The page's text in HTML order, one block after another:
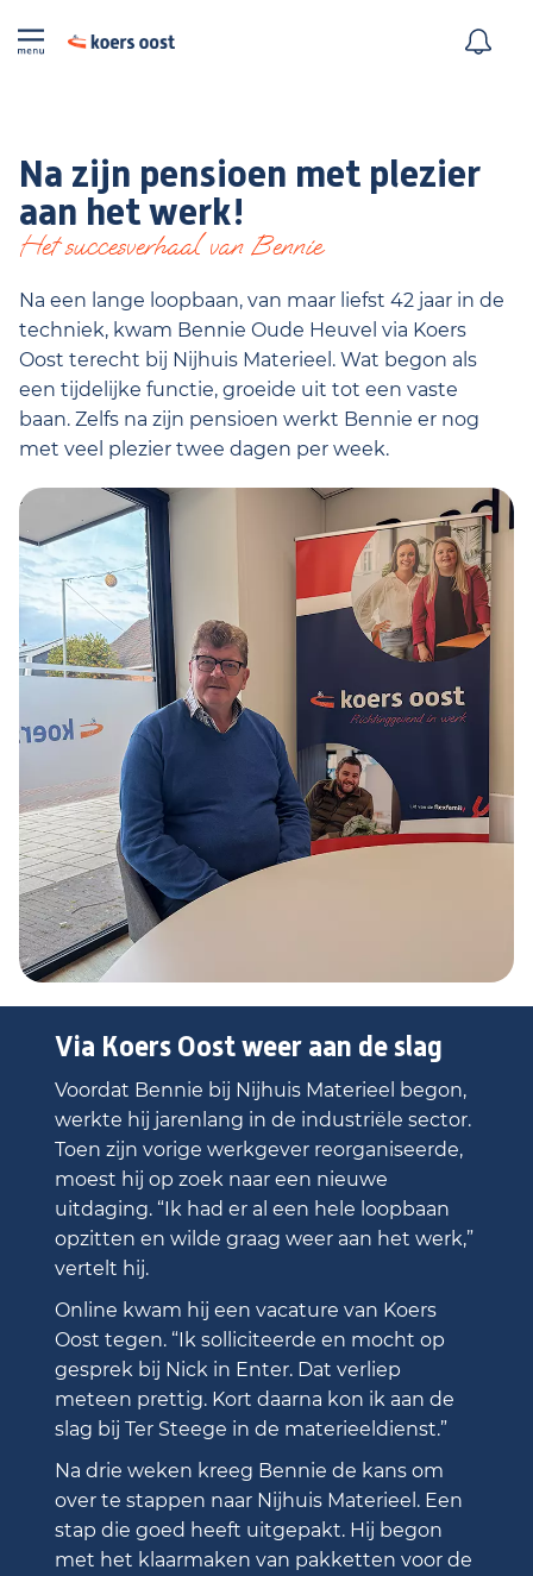
Na zijn pensioen met plezier
aan het werk!
Het succesverhaal van Bennie
Na een lange loopbaan, van maar liefst 42 jaar in de
techniek, kwam Bennie Oude Heuvel via Koers
Oost terecht bij Nijhuis Materieel. Wat begon als
een tijdelijke functie, groeide uit tot een vaste
baan. Zelfs na zijn pensioen werkt Bennie er nog
met veel plezier twee dagen per week.
Via Koers Oost weer aan de slag
Voordat Bennie bij Nijhuis Materieel begon,
werkte hij jarenlang in de industriële sector.
Toen zijn vorige werkgever reorganiseerde,
moest hij op zoek naar een nieuwe
uitdaging. “Ik had er al een hele loopbaan
opzitten en wilde graag weer aan het werk,”
vertelt hij.
Online kwam hij een vacature van Koers
Oost tegen. “Ik solliciteerde en mocht op
gesprek bij Nick in Enter. Dat verliep
meteen prettig. Kort daarna kon ik aan de
slag bij Ter Steege in de materieeldienst.”
Na drie weken kreeg Bennie de kans om
over te stappen naar Nijhuis Materieel. Een
stap die goed heeft uitgepakt. Hij begon
met het klaarmaken van pakketten voor de